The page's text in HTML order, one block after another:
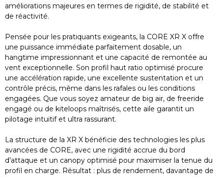
améliorations majeures en termes de rigidité, de stabilité et
de réactivité.
Pensée pour les pratiquants exigeants, la CORE XR X offre
une puissance immédiate parfaitement dosable, un
hangtime impressionnant et une capacité de remontée au
vent exceptionnelle. Son profil haut ratio optimisé procure
une accélération rapide, une excellente sustentation et un
contrôle précis, même dans les rafales ou les conditions
engagées. Que vous soyez amateur de big air, de freeride
engagé ou de kiteloops maîtrisés, cette aile garantit un
pilotage intuitif et ultra rassurant.
La structure de la XR X bénéficie des technologies les plus
avancées de CORE, avec une rigidité accrue du bord
d’attaque et un canopy optimisé pour maximiser la tenue du
profil en charge. Résultat : plus de rendement, davantage de